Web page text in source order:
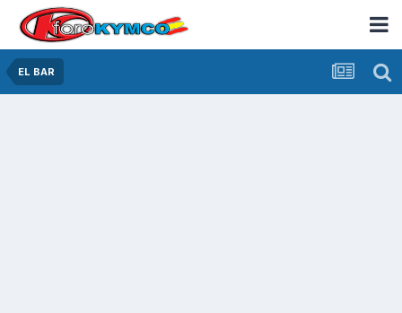
EL BAR